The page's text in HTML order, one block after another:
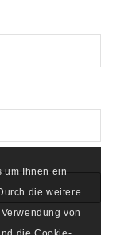
um Ihnen ein
die weitere
von